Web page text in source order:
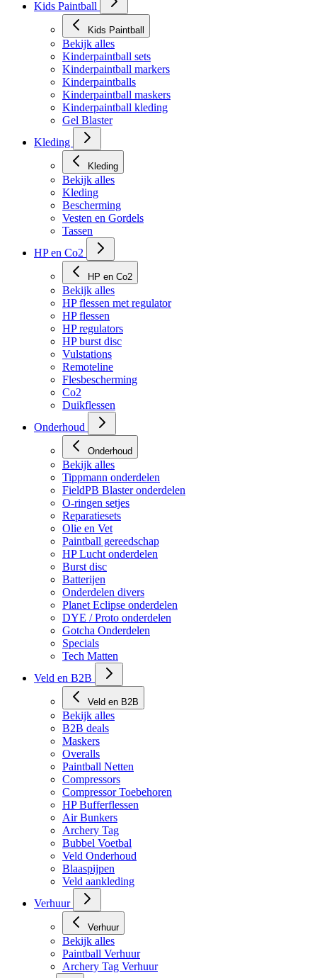
Kids Paintball
Kids Paintball
Bekijk alles
Kinderpaintball sets
Kinderpaintball markers
Kinderpaintballs
Kinderpaintball maskers
Kinderpaintball kleding
Gel Blaster
Kleding
Bekijk alles
Kleding
Bescherming
Vesten en Gordels
Tassen
HP en Co2
HP en Co2
Bekijk alles
HP flessen met regulator
HP flessen
HP regulators
HP burst disc
Vulstations
Remoteline
Flesbescherming
Co2
Duikflessen
Onderhoud
Onderhoud
Bekijk alles
Tippmann onderdelen
FieldPB Blaster onderdelen
O-ringen setjes
Reparatiesets
Olie en Vet
Paintball gereedschap
HP Lucht onderdelen
Burst disc
Batterijen
Onderdelen divers
Planet Eclipse onderdelen
DYE / Proto onderdelen
Gotcha Onderdelen
Specials
Tech Matten
Veld en B2B
Veld en B2B
Bekijk alles
B2B deals
Maskers
Overalls
Paintball Netten
Compressors
Compressor Toebehoren
HP Bufferflessen
Air Bunkers
Archery Tag
Bubbel Voetbal
Veld Onderhoud
Blaaspijpen
Veld aankleding
Verhuur
Bekijk alles
Paintball Verhuur